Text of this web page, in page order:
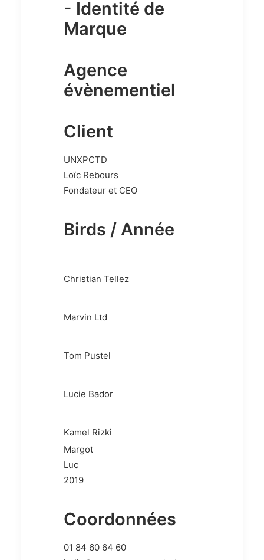
- Identité de
Marque
Agence
évènementiel
Client
UNXPCTD
Loïc Rebours
Fondateur et CEO
Birds / Année
Christian Tellez
Marvin Ltd
Tom Pustel
Lucie Bador
Kamel Rizki
Margot
Luc
2019
Coordonnées
01 84 60 64 60